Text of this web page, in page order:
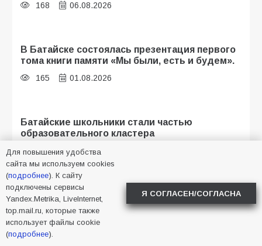
168 06.08.2026
В Батайске состоялась презентация первого
тома книги памяти «Мы были, есть и будем».
165 01.08.2026
Батайские школьники стали частью
образовательного кластера
115 05.08.2026
В библиотеке имени И.С. Тургенева прошёл
мастер-класс «Бумажный парашют» ко Дню
ВДВ
107
Для повышения удобства
сайта мы используем cookies
(подробнее). К сайту
подключены сервисы
Yandex.Metrika, LiveInternet,
top.mail.ru, которые также
использует файлы cookie
(подробнее).
Я СОГЛАСЕН/СОГЛАСНА